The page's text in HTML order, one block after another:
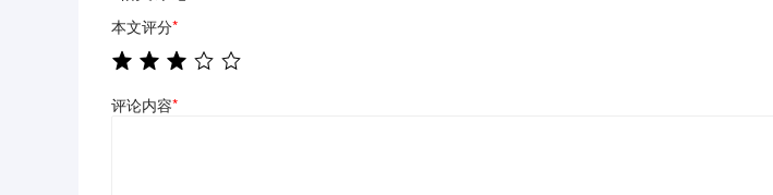
本文评分*
评论内容*